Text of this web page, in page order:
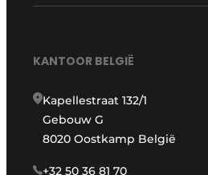
KANTOOR BELGIË
Kapellestraat 132/1
Gebouw G
8020 Oostkamp België
+32 50 36 81 70